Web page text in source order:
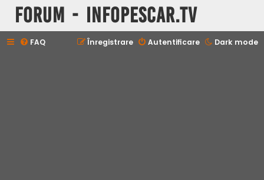
Forum - InfoPescar.Tv
Dark mode
FAQ Autentificare
Înregistrare